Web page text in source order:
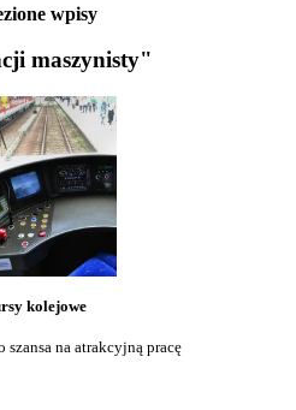
wpisy
maszynisty"
kolejowe
na atrakcyjną pracę